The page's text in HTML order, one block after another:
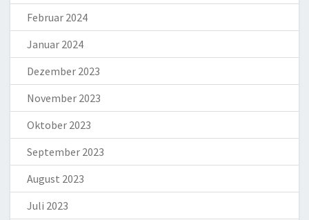
Februar 2024
Januar 2024
Dezember 2023
November 2023
Oktober 2023
September 2023
August 2023
Juli 2023